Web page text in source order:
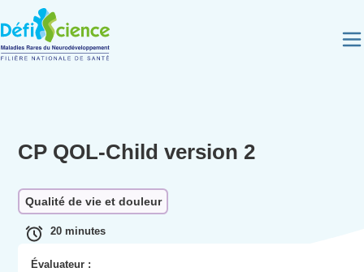
CP QOL-Child version 2
Qualité de vie et douleur
20 minutes
Évaluateur :
Panneau de gestion des cookies